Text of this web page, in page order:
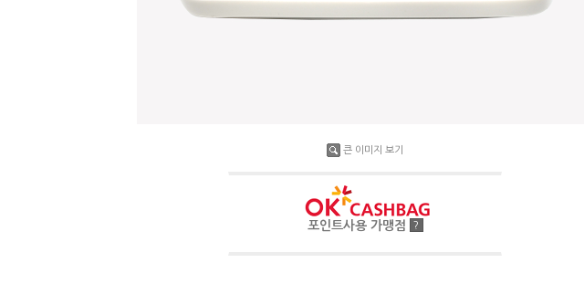
큰 이미지 보기
포인트사용 가맹점 ?